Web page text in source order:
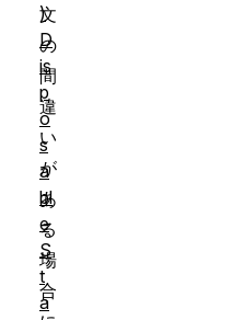
文
の
間
違
い
が
あ
る
場
合
)
D
is
p
o
s
a
bl
e
S
t
a